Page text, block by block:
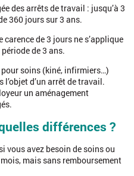
des arrêts de travail : jusqu’à 3
360 jours sur 3 ans.
de 3 jours ne s’applique
de 3 ans.
soins (kiné, infirmiers…)
l’objet d’un arrêt de travail.
un aménagement
différences ?
vous avez besoin de soins ou
mais sans remboursement